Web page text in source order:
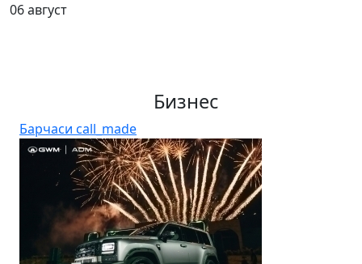
06 август
Бизнес
Барчаси call_made